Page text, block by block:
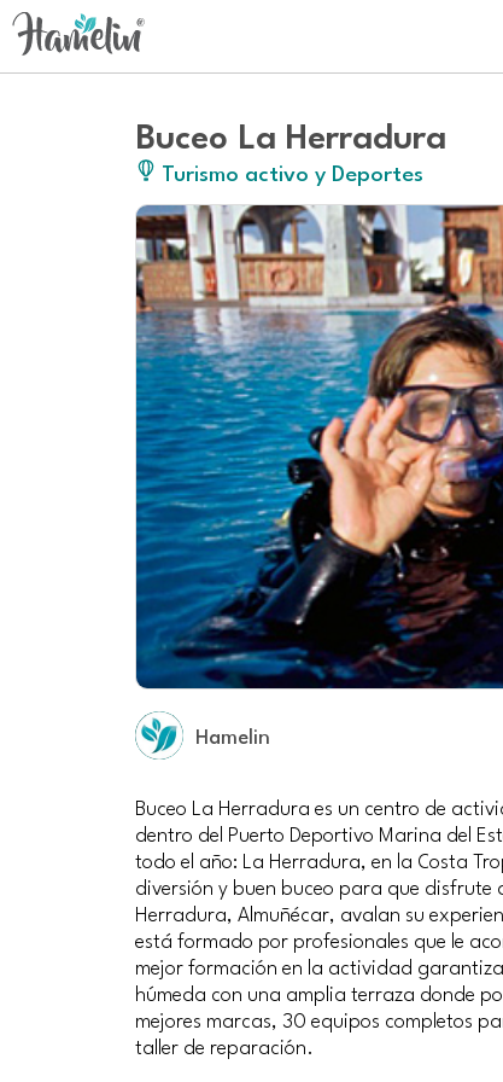
Buceo La Herradura
Turismo activo y Deportes
Hamelin
Buceo La Herradura es un centro de
dentro del Puerto Deportivo Marina del
todo el año: La Herradura, en la Costa
diversión y buen buceo para que disfrute
Herradura, Almuñécar, avalan su
está formado por profesionales que le
mejor formación en la actividad
húmeda con una amplia terraza donde
mejores marcas, 30 equipos completos
taller de reparación.